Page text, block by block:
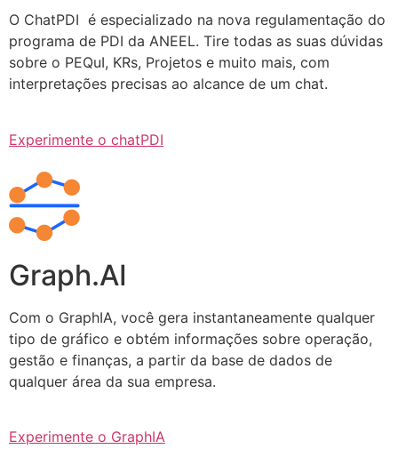
O ChatPDI é especializado na nova regulamentação do
programa de PDI da ANEEL. Tire todas as suas dúvidas
sobre o PEQuI, KRs, Projetos e muito mais, com
interpretações precisas ao alcance de um chat.
Experimente o chatPDI
Graph.AI
Com o GraphIA, você gera instantaneamente qualquer
tipo de gráfico e obtém informações sobre operação,
gestão e finanças, a partir da base de dados de
qualquer área da sua empresa.
Experimente o GraphIA